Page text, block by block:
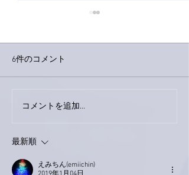
下駄箱がスッキリ〜。
6件のコメント
コメントを追加…
最新順
えみちん(emiichin)